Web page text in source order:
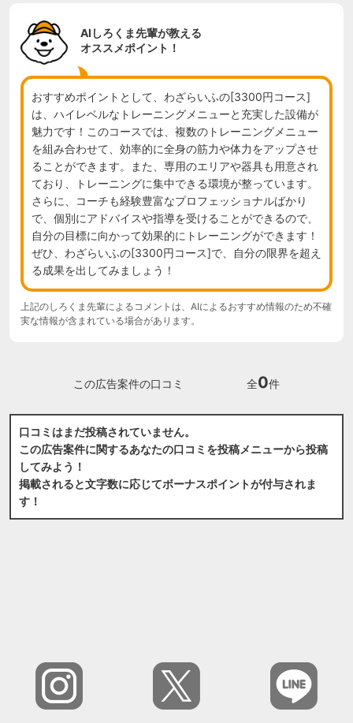
AIしろくま先輩が教える
オススメポイント！
おすすめポイントとして、わざらいふの[3300円コース]
は、ハイレベルなトレーニングメニューと充実した設備が
魅力です！このコースでは、複数のトレーニングメニュー
を組み合わせて、効率的に全身の筋力や体力をアップさせ
ることができます。また、専用のエリアや器具も用意され
ており、トレーニングに集中できる環境が整っています。
さらに、コーチも経験豊富なプロフェッショナルばかり
で、個別にアドバイスや指導を受けることができるので、
自分の目標に向かって効果的にトレーニングができます！
ぜひ、わざらいふの[3300円コース]で、自分の限界を超え
る成果を出してみましょう！
上記のしろくま先輩によるコメントは、AIによるおすすめ情報のため不確
実な情報が含まれている場合があります。
この広告案件の口コミ 全0件
口コミはまだ投稿されていません。
この広告案件に関するあなたの口コミを投稿メニューから投稿
してみよう！
掲載されると文字数に応じてボーナスポイントが付与されま
す！